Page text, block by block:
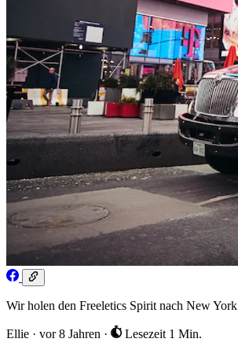
Wir holen den Freeletics Spirit nach New York
Ellie · vor 8 Jahren · Lesezeit 1 Min.